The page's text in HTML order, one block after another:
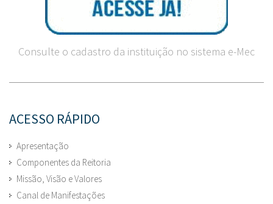
Consulte o cadastro da instituição no sistema e-Mec
ACESSO RÁPIDO
Apresentação
Componentes da Reitoria
Missão, Visão e Valores
Canal de Manifestações